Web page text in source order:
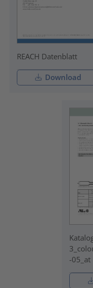
REACH Datenblatt
Download
-05_at